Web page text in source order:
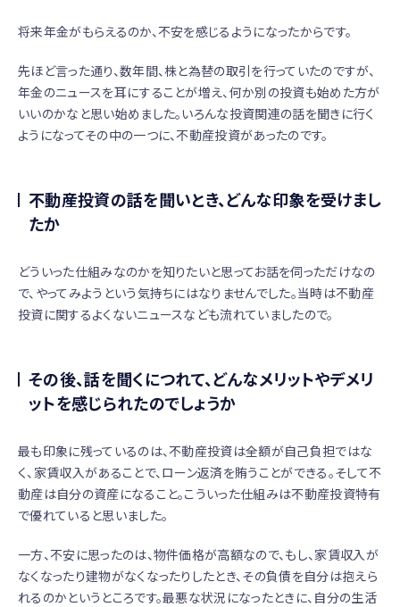
将来年金がもらえるのか、不安を感じるようになったからです。
先ほど言った通り、数年間、株と為替の取引を行っていたのですが、
年金のニュースを耳にすることが増え、何か別の投資も始めた方が
いいのかなと思い始めました。いろんな投資関連の話を聞きに行く
ようになってその中の一つに、不動産投資があったのです。
不動産投資の話を聞いとき、どんな印象を受けまし
たか
どういった仕組みなのかを知りたいと思ってお話を伺っただけなの
で、やってみようという気持ちにはなりませんでした。当時は不動産
投資に関するよくないニュースなども流れていましたので。
その後、話を聞くにつれて、どんなメリットやデメリ
ットを感じられたのでしょうか
最も印象に残っているのは、不動産投資は全額が自己負担ではな
く、家賃収入があることで、ローン返済を賄うことができる。そして不
動産は自分の資産になること。こういった仕組みは不動産投資特有
で優れていると思いました。
一方、不安に思ったのは、物件価格が高額なので、もし、家賃収入が
なくなったり建物がなくなったりしたとき、その負債を自分は抱えら
れるのかというところです。最悪な状況になったときに、自分の生活